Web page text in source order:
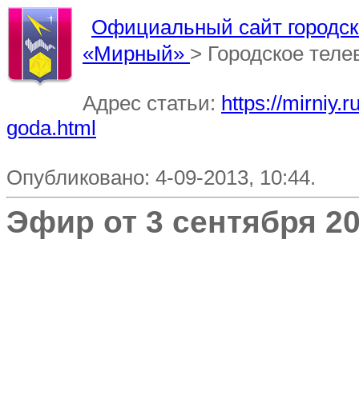
Официальный сайт
«Мирный» > Городское
Адрес статьи: https://
goda.html
Опубликовано: 4-09-2013, 10:44.
Эфир от 3 сентября